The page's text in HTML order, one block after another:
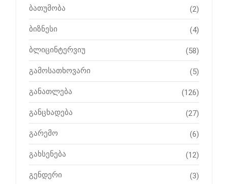
ბათუმობა (2)
ბიზნესი (4)
ბლიცინტერვიუ (58)
გამოსათხოვარი (5)
განათლება (126)
განცხადება (27)
გარემო (6)
გახსენება (12)
გენდერი (3)